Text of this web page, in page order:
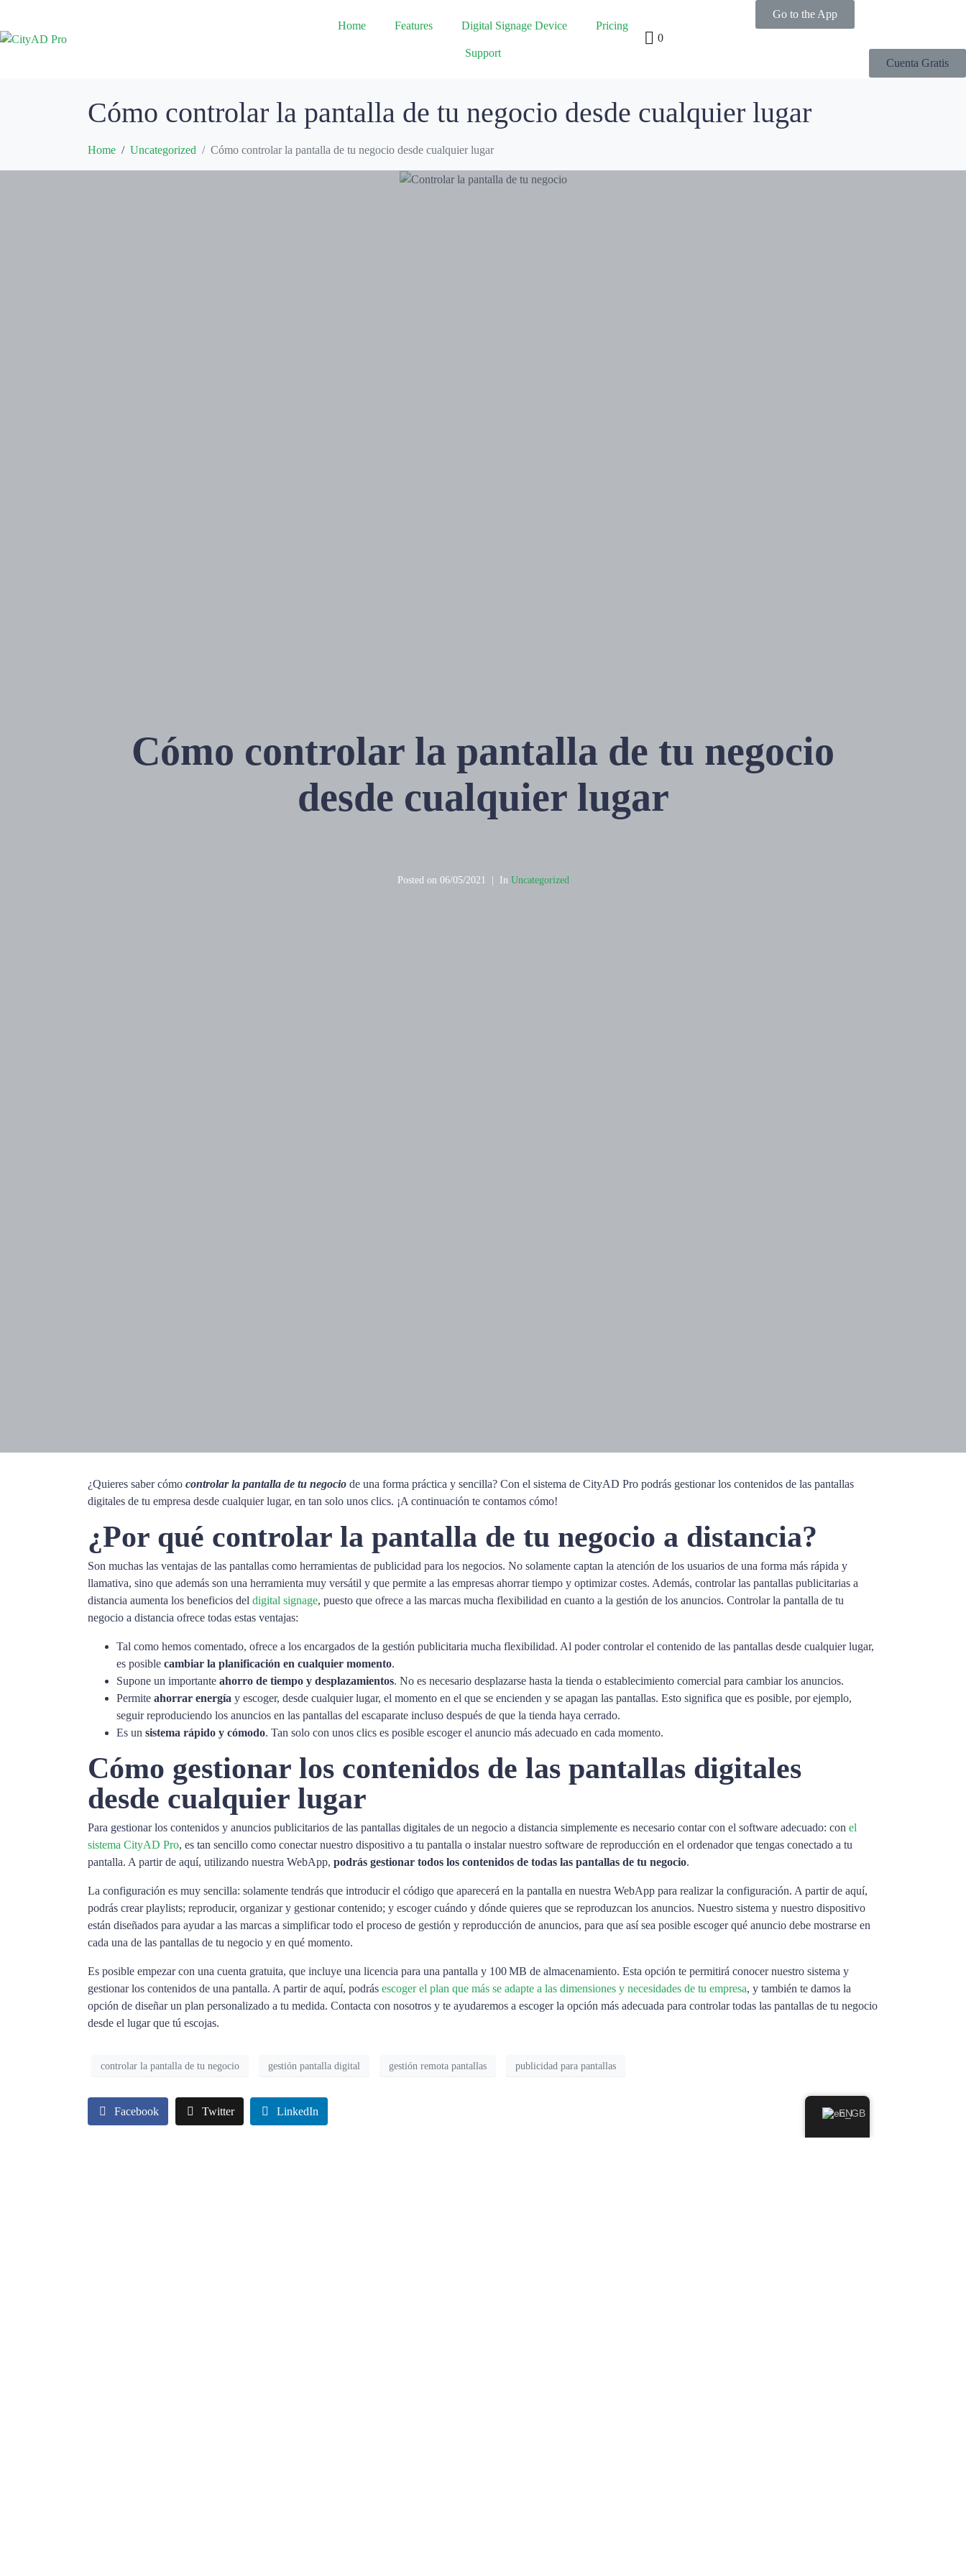
Home Features Digital Signage Device Pricing
Support
Go to the App
0
Cuenta Gratis
Cómo controlar la pantalla de tu negocio desde cualquier lugar
Home Uncategorized Cómo controlar la pantalla de tu negocio desde cualquier lugar
Cómo controlar la pantalla de tu negocio
desde cualquier lugar
Posted on 06/05/2021 In Uncategorized
¿Quieres saber cómo controlar la pantalla de tu negocio de una forma práctica y sencilla? Con el sistema de CityAD Pro podrás gestionar los contenidos de las pantallas
digitales de tu empresa desde cualquier lugar, en tan solo unos clics. ¡A continuación te contamos cómo!
¿Por qué controlar la pantalla de tu negocio a distancia?
Son muchas las ventajas de las pantallas como herramientas de publicidad para los negocios. No solamente captan la atención de los usuarios de una forma más rápida y
llamativa, sino que además son una herramienta muy versátil y que permite a las empresas ahorrar tiempo y optimizar costes. Además, controlar las pantallas publicitarias a
distancia aumenta los beneficios del digital signage, puesto que ofrece a las marcas mucha flexibilidad en cuanto a la gestión de los anuncios. Controlar la pantalla de tu
negocio a distancia ofrece todas estas ventajas:
Tal como hemos comentado, ofrece a los encargados de la gestión publicitaria mucha flexibilidad. Al poder controlar el contenido de las pantallas desde cualquier lugar,
es posible cambiar la planificación en cualquier momento.
Supone un importante ahorro de tiempo y desplazamientos. No es necesario desplazarse hasta la tienda o establecimiento comercial para cambiar los anuncios.
Permite ahorrar energía y escoger, desde cualquier lugar, el momento en el que se encienden y se apagan las pantallas. Esto significa que es posible, por ejemplo,
seguir reproduciendo los anuncios en las pantallas del escaparate incluso después de que la tienda haya cerrado.
Es un sistema rápido y cómodo. Tan solo con unos clics es posible escoger el anuncio más adecuado en cada momento.
Cómo gestionar los contenidos de las pantallas digitales
desde cualquier lugar
Para gestionar los contenidos y anuncios publicitarios de las pantallas digitales de un negocio a distancia simplemente es necesario contar con el software adecuado: con el
sistema CityAD Pro, es tan sencillo como conectar nuestro dispositivo a tu pantalla o instalar nuestro software de reproducción en el ordenador que tengas conectado a tu
pantalla. A partir de aquí, utilizando nuestra WebApp, podrás gestionar todos los contenidos de todas las pantallas de tu negocio.
La configuración es muy sencilla: solamente tendrás que introducir el código que aparecerá en la pantalla en nuestra WebApp para realizar la configuración. A partir de aquí,
podrás crear playlists; reproducir, organizar y gestionar contenido; y escoger cuándo y dónde quieres que se reproduzcan los anuncios. Nuestro sistema y nuestro dispositivo
están diseñados para ayudar a las marcas a simplificar todo el proceso de gestión y reproducción de anuncios, para que así sea posible escoger qué anuncio debe mostrarse en
cada una de las pantallas de tu negocio y en qué momento.
Es posible empezar con una cuenta gratuita, que incluye una licencia para una pantalla y 100 MB de almacenamiento. Esta opción te permitirá conocer nuestro sistema y
gestionar los contenidos de una pantalla. A partir de aquí, podrás escoger el plan que más se adapte a las dimensiones y necesidades de tu empresa, y también te damos la
opción de diseñar un plan personalizado a tu medida. Contacta con nosotros y te ayudaremos a escoger la opción más adecuada para controlar todas las pantallas de tu negocio
desde el lugar que tú escojas.
controlar la pantalla de tu negocio gestión pantalla digital gestión remota pantallas publicidad para pantallas
Facebook Twitter LinkedIn EN